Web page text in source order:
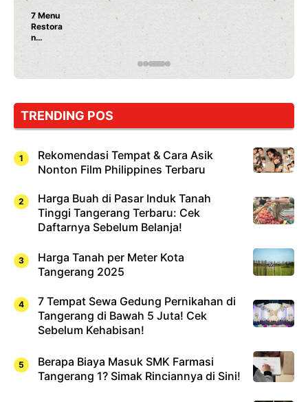
7 Menu
Restora
n
Jepang
Dicoba,
Cuma
Sushi!
TRENDING POS
Rekomendasi Tempat & Cara Asik
Nonton Film Philippines Terbaru
Harga Buah di Pasar Induk Tanah
Tinggi Tangerang Terbaru: Cek
Daftarnya Sebelum Belanja!
Harga Tanah per Meter Kota
Tangerang 2025
7 Tempat Sewa Gedung Pernikahan di
Tangerang di Bawah 5 Juta! Cek
Sebelum Kehabisan!
Berapa Biaya Masuk SMK Farmasi
Tangerang 1? Simak Rinciannya di Sini!